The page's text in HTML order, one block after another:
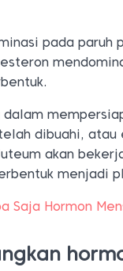
pada
dibuahi,
akan
menjadi
Saja Hormon